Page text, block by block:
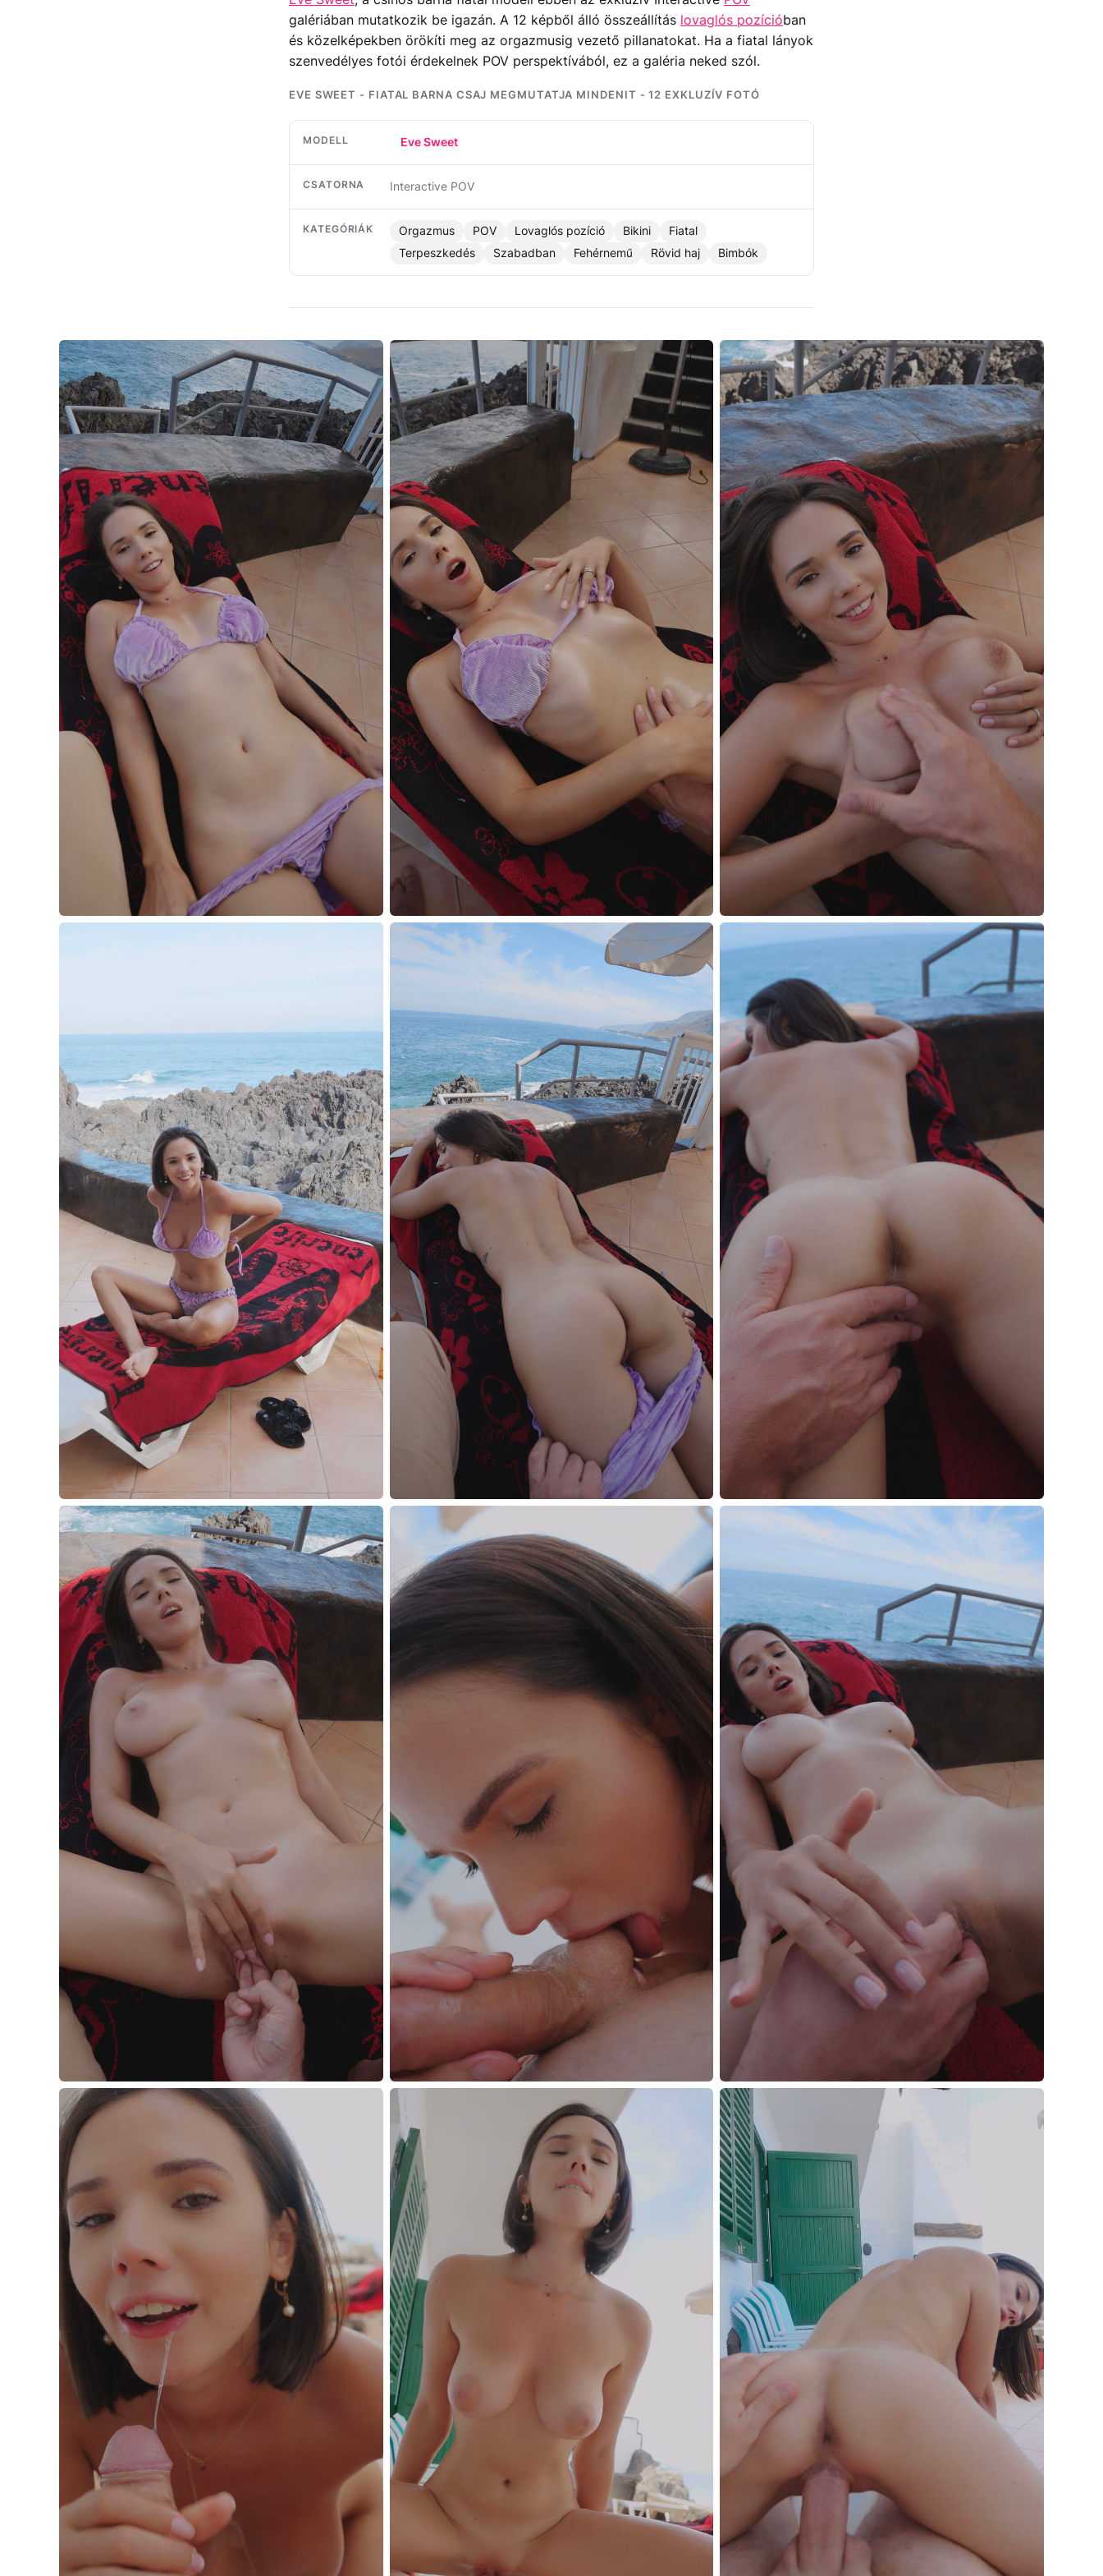
galériában mutatkozik be igazán. A 12 képből álló összeállítás lovaglós pozícióban
és közelképekben örökíti meg az orgazmusig vezető pillanatokat. Ha a fiatal lányok
szenvedélyes fotói érdekelnek POV perspektívából, ez a galéria neked szól.
EVE SWEET - FIATAL BARNA CSAJ MEGMUTATJA MINDENIT - 12 EXKLUZÍV FOTÓ
MODELL Eve Sweet
CSATORNA Interactive POV
KATEGÓRIÁK Orgazmus POV Lovaglós pozíció Bikini
Fiatal
Terpeszkedés
Szabadban Fehérnemű Rövid haj Bimbók